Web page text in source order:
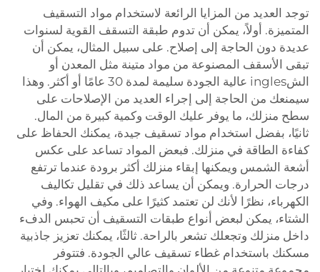
توجد العديد من المزايا الرائعة لاستخدام مواد التسقيف
المتميزة. أولاً، يمكن أن تدوم طبقة التسقف القوية لسنوات
عديدة دون الحاجة إلى إصلاح. على سبيل المثال، يمكن أن
تبقى الأسقف المصنوعة من مواد متينة مثل المعدن أو
الشingles عالية الجودة سليمة لمدة 30 عامًا أو أكثر. وهذا
سيمنعك من الحاجة إلى إجراء العديد من الإصلاحات على
سطح منزلك، ما يوفر عليك الوقت وكمية كبيرة من المال.
ثانيًا، بفضل استخدام مواد تسقيف جيدة، يمكنك الحفاظ على
كفاءة الطاقة في منزلك. فبعض المواد تساعد على عكس
أشعة الشمس ويمكنها إبقاء منزلك أكثر برودة عندما ترتفع
درجات الحرارة. ويمكن أن يساعد ذلك في تقليل تكاليف
الكهرباء، نظرًا لأنك لن تعتمد كثيرًا على مكيف الهواء. وفي
الشتاء، يمكن لبعض أنواع طبقات التسقيف أن تحبس الدفء
داخل منزلك وتجعلك تشعر بالراحة. ثالثًا، يمكنك تعزيز جاذبية
مسكنك باستخدام غطاء تسقيف عالي الجودة. فتتوفر